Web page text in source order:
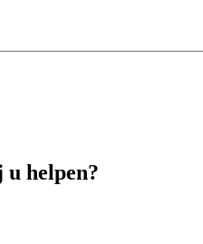
helpen?